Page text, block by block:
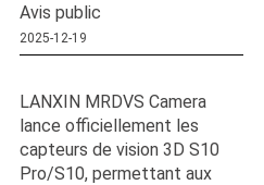
Avis public
2025-12-19
LANXIN MRDVS Camera
lance officiellement les
capteurs de vision 3D S10
Pro/S10, permettant aux